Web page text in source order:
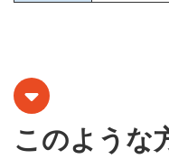
このような